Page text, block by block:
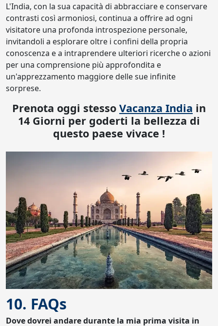
L'India, con la sua capacità di abbracciare e conservare
contrasti così armoniosi, continua a offrire ad ogni
visitatore una profonda introspezione personale,
invitandoli a esplorare oltre i confini della propria
conoscenza e a intraprendere ulteriori ricerche o azioni
per una comprensione più approfondita e
un'apprezzamento maggiore delle sue infinite
sorprese.
Prenota oggi stesso Vacanza India in
14 Giorni per goderti la bellezza di
questo paese vivace !
10. FAQs
Dove dovrei andare durante la mia prima visita in